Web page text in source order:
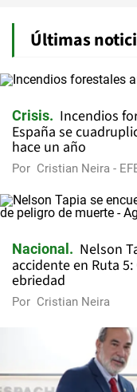
Últimas
Crisis
Incendios
España se
hace un año
Por Cristian Neira -
Nacional
Nelson
accidente en Ruta
ebriedad
Por Cristian Neira